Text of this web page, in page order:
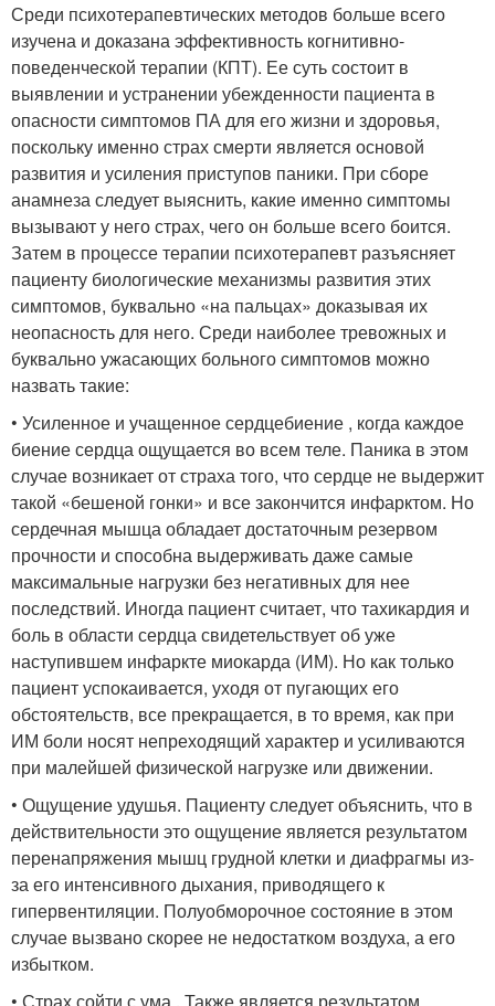
Среди психотерапевтических методов больше всего
изучена и доказана эффективность когнитивно-
поведенческой терапии (КПТ). Ее суть состоит в
выявлении и устранении убежденности пациента в
опасности симптомов ПА для его жизни и здоровья,
поскольку именно страх смерти является основой
развития и усиления приступов паники. При сборе
анамнеза следует выяснить, какие именно симптомы
вызывают у него страх, чего он больше всего боится.
Затем в процессе терапии психотерапевт разъясняет
пациенту биологические механизмы развития этих
симптомов, буквально «на пальцах» доказывая их
неопасность для него. Среди наиболее тревожных и
буквально ужасающих больного симптомов можно
назвать такие:
• Усиленное и учащенное сердцебиение , когда каждое
биение сердца ощущается во всем теле. Паника в этом
случае возникает от страха того, что сердце не выдержит
такой «бешеной гонки» и все закончится инфарктом. Но
сердечная мышца обладает достаточным резервом
прочности и способна выдерживать даже самые
максимальные нагрузки без негативных для нее
последствий. Иногда пациент считает, что тахикардия и
боль в области сердца свидетельствует об уже
наступившем инфаркте миокарда (ИМ). Но как только
пациент успокаивается, уходя от пугающих его
обстоятельств, все прекращается, в то время, как при
ИМ боли носят непреходящий характер и усиливаются
при малейшей физической нагрузке или движении.
• Ощущение удушья. Пациенту следует объяснить, что в
действительности это ощущение является результатом
перенапряжения мышц грудной клетки и диафрагмы из-
за его интенсивного дыхания, приводящего к
гипервентиляции. Полуобморочное состояние в этом
случае вызвано скорее не недостатком воздуха, а его
избытком.